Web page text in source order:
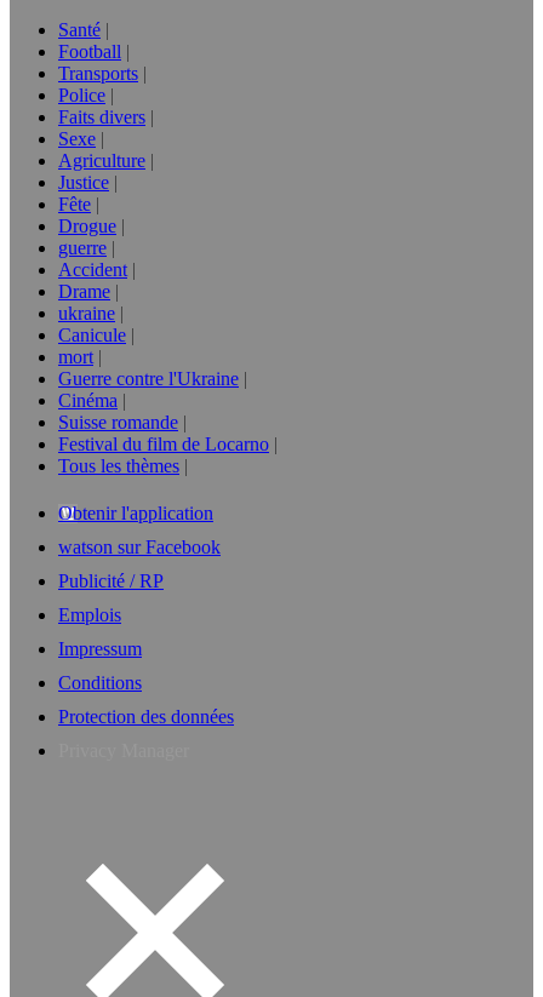
Santé
Football
Transports
Police
Faits divers
Sexe
Agriculture
Justice
Fête
Drogue
guerre
Accident
Drame
ukraine
Canicule
mort
Guerre contre l'Ukraine
Cinéma
Suisse romande
Festival du film de Locarno
Tous les thèmes
Obtenir l'application
watson sur Facebook
Publicité / RP
Emplois
Impressum
Conditions
Protection des données